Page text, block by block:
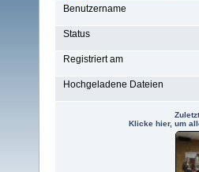
Benutzername
Status
Registriert am
Hochgeladene Dateien
Klicke hier, um